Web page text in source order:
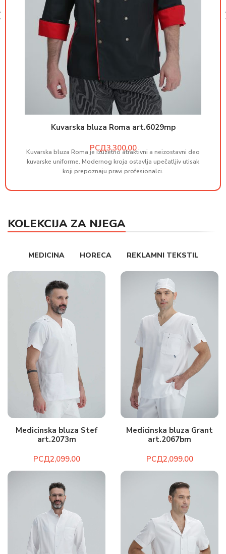
Kuvarska bluza Roma art.6029mp
РСД
Kuvarska bluza Roma je izuzetno atraktivni a neizostavni deo
kuvarske uniforme. Modernog kroja ostavlja upečatljiv utisak
koji prepoznaju pravi profesionalci.
KOLEKCIJA ZA NJEGA
MEDICINA HORECA REKLAMNI TEKSTIL
Medicinska bluza Stef
art.2073m
РСД
Medicinska bluza Grant
art.2067bm
РСД